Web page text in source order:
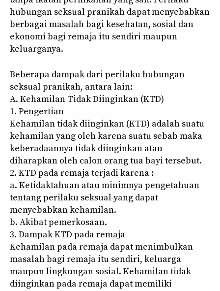
hubungan seksual pranikah dapat menyebabkan
berbagai masalah bagi kesehatan, sosial dan
ekonomi bagi remaja itu sendiri maupun
keluarganya.
Beberapa dampak dari perilaku hubungan
seksual pranikah, antara lain:
A. Kehamilan Tidak Diinginkan (KTD)
1. Pengertian
Kehamilan tidak diinginkan (KTD) adalah suatu
kehamilan yang oleh karena suatu sebab maka
keberadaannya tidak diinginkan atau
diharapkan oleh calon orang tua bayi tersebut.
2. KTD pada remaja terjadi karena :
a. Ketidaktahuan atau minimnya pengetahuan
tentang perilaku seksual yang dapat
menyebabkan kehamilan.
b. Akibat pemerkosaan.
3. Dampak KTD pada remaja
Kehamilan pada remaja dapat menimbulkan
masalah bagi remaja itu sendiri, keluarga
maupun lingkungan sosial. Kehamilan tidak
diinginkan pada remaja dapat memiliki